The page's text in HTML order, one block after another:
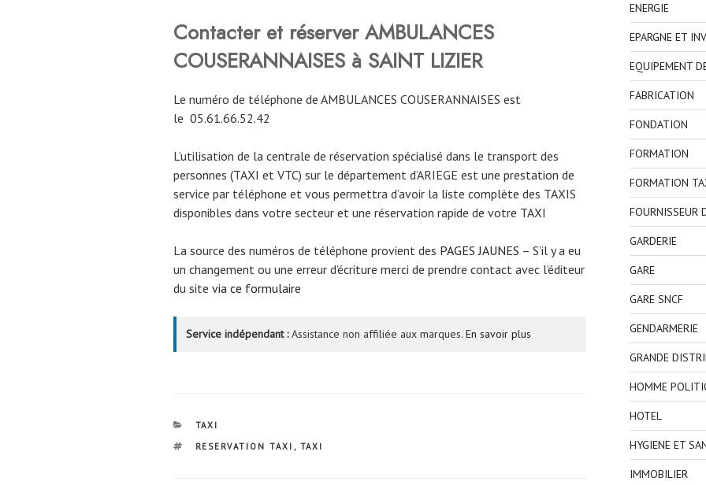
Contacter et réserver AMBULANCES
COUSERANNAISES à SAINT LIZIER
Le numéro de téléphone de AMBULANCES COUSERANNAISES est
le 05.61.66.52.42
L’utilisation de la centrale de réservation spécialisé dans le transport des
personnes (TAXI et VTC) sur le département d’ARIEGE est une prestation de
service par téléphone et vous permettra d’avoir la liste complète des TAXIS
disponibles dans votre secteur et une réservation rapide de votre TAXI
La source des numéros de téléphone provient des PAGES JAUNES – S’il y a eu
un changement ou une erreur d’écriture merci de prendre contact avec l’éditeur
du site via ce formulaire
Service indépendant :Assistance non affiliée aux marques. En savoir plus
CATÉGORIES
TAXI
ÉTIQUETTES
RESERVATION TAXI , TAXI
ENERGIE
EPARGNE ET
EQUIPEMENT
FABRICATION
FONDATION
FORMATION
FORMATION
FOURNISSEUR
GARDERIE
GARE
GARE SNCF
GENDARMERIE
GRANDE
HOMME
HOTEL
HYGIENE ET
IMMOBILIER